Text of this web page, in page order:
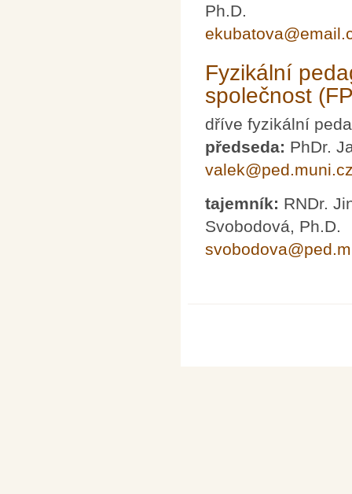
Ph.D.
Fyzikální
společnost
dříve fyzikální
předseda: PhDr.
tajemník: RNDr.
Svobodová, Ph.D.